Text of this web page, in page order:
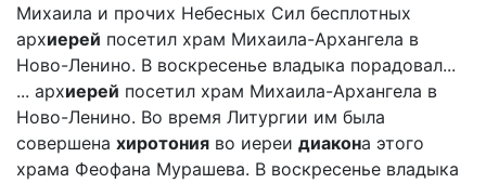
Михаила и прочих Небесных Сил бесплотных
архиерей посетил храм Михаила-Архангела в
Ново-Ленино. В воскресенье владыка порадовал...
... архиерей посетил храм Михаила-Архангела в
Ново-Ленино. Во время Литургии им была
совершена хиротония во иереи диакона этого
храма Феофана Мурашева. В воскресенье владыка